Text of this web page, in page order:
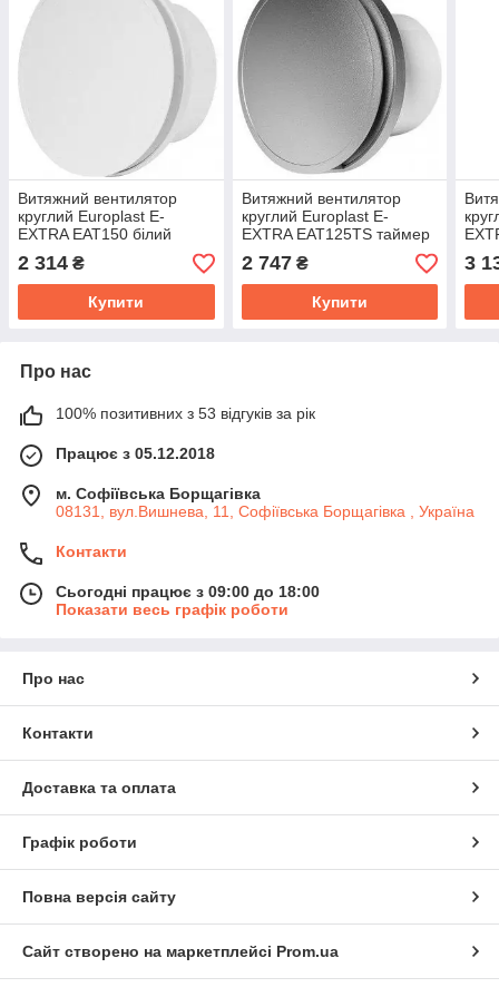
Витяжний вентилятор
круглий Europlast E-
EXTRA EAT150 білий
2 314 ₴
Купити
Витяжний вентилятор
круглий Europlast E-
EXTRA EAT125TS таймер
2 747₴
Купити
3
Про нас
100% позитивних з 53 відгуків за рік
Працює з 05.12.2018
м. Софіївська Борщагівка
08131, вул.Вишнева, 11, Софіївська Борщагівка , Україна
Контакти
Сьогодні працює з 09:00 до 18:00
Показати весь графік роботи
Про нас
Контакти
Доставка та оплата
Графік роботи
Повна версія сайту
Сайт створено на маркетплейсі Prom.ua